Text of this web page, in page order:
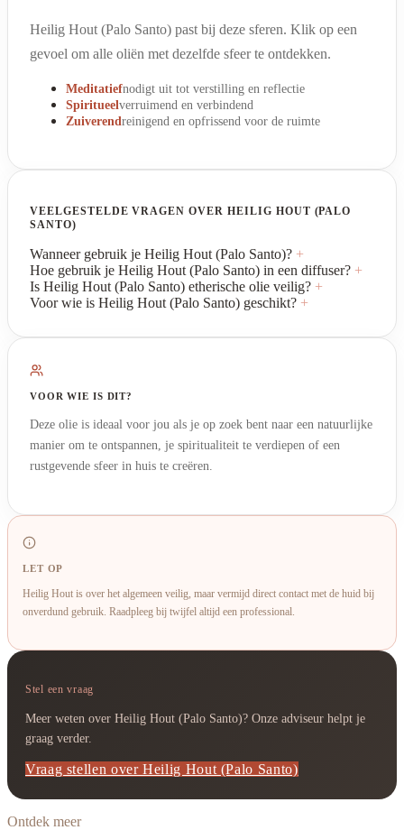
Heilig Hout (Palo Santo) past bij deze sferen. Klik op een
gevoel om alle oliën met dezelfde sfeer te ontdekken.
Meditatiefnodigt uit tot verstilling en reflectie
Spiritueel verruimend en verbindend
Zuiverend reinigend en opfrissend voor de ruimte
VEELGESTELDE VRAGEN OVER HEILIG HOUT (PALO
SANTO)
Wanneer gebruik je Heilig Hout (Palo Santo)? +
Hoe gebruik je Heilig Hout (Palo Santo) in een diffuser? +
Is Heilig Hout (Palo Santo) etherische olie veilig? +
Voor wie is Heilig Hout (Palo Santo) geschikt? +
VOOR WIE IS DIT?
Deze olie is ideaal voor jou als je op zoek bent naar een natuurlijke
manier om te ontspannen, je spiritualiteit te verdiepen of een
rustgevende sfeer in huis te creëren.
LET OP
Heilig Hout is over het algemeen veilig, maar vermijd direct contact met de huid bij
onverdund gebruik. Raadpleeg bij twijfel altijd een professional.
Stel een vraag
Meer weten over Heilig Hout (Palo Santo)? Onze adviseur helpt je
graag verder.
Vraag stellen over Heilig Hout (Palo Santo)
Ontdek meer